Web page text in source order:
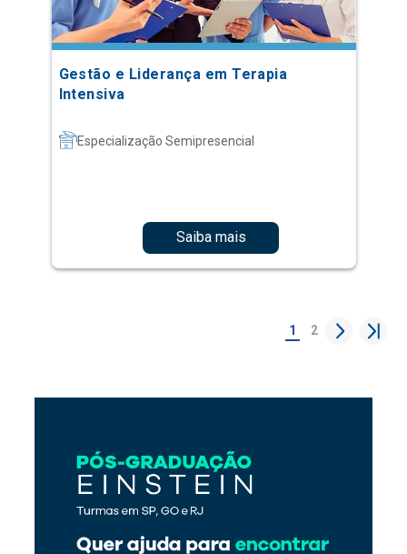
Gestão e Liderança em Terapia
Intensiva
Especialização Semipresencial
Saiba mais
1 2